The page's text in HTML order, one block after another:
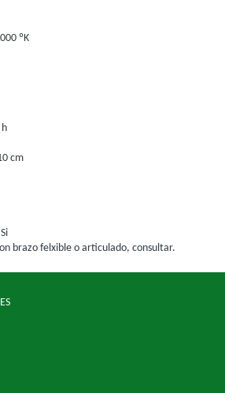
ºK
h
cm
brazo felxible o articulado, consultar.